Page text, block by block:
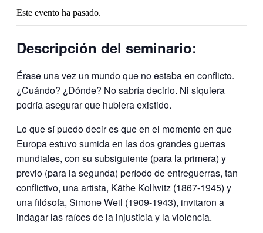
Este evento ha pasado.
Descripción del seminario:
Érase una vez un mundo que no estaba en conflicto.
¿Cuándo? ¿Dónde? No sabría decirlo. Ni siquiera
podría asegurar que hubiera existido.
Lo que sí puedo decir es que en el momento en que
Europa estuvo sumida en las dos grandes guerras
mundiales, con su subsiguiente (para la primera) y
previo (para la segunda) período de entreguerras, tan
conflictivo, una artista, Käthe Kollwitz (1867-1945) y
una filósofa, Simone Weil (1909-1943), invitaron a
indagar las raíces de la injusticia y la violencia.